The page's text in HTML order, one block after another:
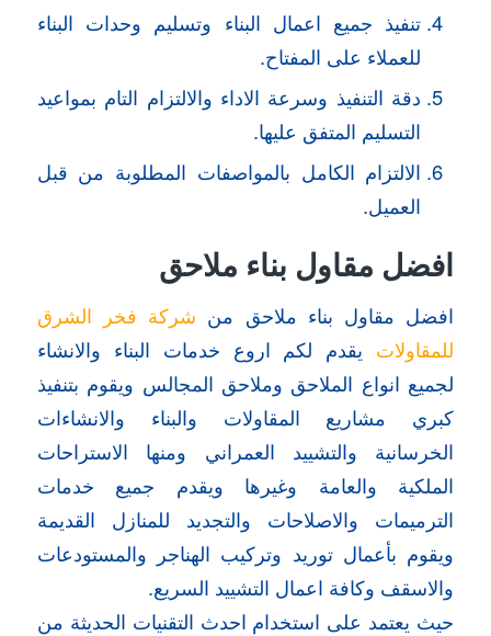
تنفيذ جميع اعمال البناء وتسليم وحدات البناء
للعملاء على المفتاح.
دقة التنفيذ وسرعة الاداء والالتزام التام بمواعيد
التسليم المتفق عليها.
الالتزام الكامل بالمواصفات المطلوبة من قبل
العميل.
افضل مقاول بناء ملاحق
افضل مقاول بناء ملاحق من شركة فخر الشرق
للمقاولات يقدم لكم اروع خدمات البناء والانشاء
لجميع انواع الملاحق وملاحق المجالس ويقوم بتنفيذ
كبري مشاريع المقاولات والبناء والانشاءات
الخرسانية والتشييد العمراني ومنها الاستراحات
الملكية والعامة وغيرها ويقدم جميع خدمات
الترميمات والاصلاحات والتجديد للمنازل القديمة
ويقوم بأعمال توريد وتركيب الهناجر والمستودعات
والاسقف وكافة اعمال التشييد السريع.
حيث يعتمد على استخدام احدث التقنيات الحديثة من